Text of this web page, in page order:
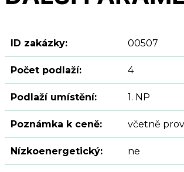
ID zakázky: 00507
Počet podlaží: 4
Podlaží umístění: 1. NP
Poznámka k ceně: včetně
Nízkoenergetický: ne